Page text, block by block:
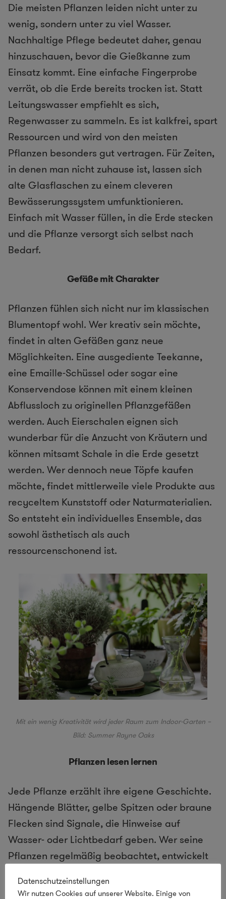
Die meisten Pflanzen leiden nicht unter zu
wenig, sondern unter zu viel Wasser.
Nachhaltige Pflege bedeutet daher, genau
hinzuschauen, bevor die Gießkanne zum
Einsatz kommt. Eine einfache Fingerprobe
verrät, ob die Erde bereits trocken ist. Statt
Leitungswasser empfiehlt es sich,
Regenwasser zu sammeln. Es ist kalkfrei, spart
Ressourcen und wird von den meisten
Pflanzen besonders gut vertragen. Für Zeiten,
in denen man nicht zuhause ist, lassen sich
alte Glasflaschen zu einem cleveren
Bewässerungssystem umfunktionieren.
Einfach mit Wasser füllen, in die Erde stecken
und die Pflanze versorgt sich selbst nach
Bedarf.
Gefäße mit Charakter
Pflanzen fühlen sich nicht nur im klassischen
Blumentopf wohl. Wer kreativ sein möchte,
findet in alten Gefäßen ganz neue
Möglichkeiten. Eine ausgediente Teekanne,
eine Emaille-Schüssel oder sogar eine
Konservendose können mit einem kleinen
Abflussloch zu originellen Pflanzgefäßen
werden. Auch Eierschalen eignen sich
wunderbar für die Anzucht von Kräutern und
können mitsamt Schale in die Erde gesetzt
werden. Wer dennoch neue Töpfe kaufen
möchte, findet mittlerweile viele Produkte aus
recyceltem Kunststoff oder Naturmaterialien.
So entsteht ein individuelles Ensemble, das
sowohl ästhetisch als auch
ressourcenschonend ist.
Mit ein wenig Kreativität wird jeder Raum zum Indoor-Garten –
Bild: Summer Rayne Oaks
Pflanzen lesen lernen
Jede Pflanze erzählt ihre eigene Geschichte.
Hängende Blätter, gelbe Spitzen oder braune
Flecken sind Signale, die Hinweise auf
Wasser- oder Lichtbedarf geben. Wer seine
Pflanzen regelmäßig beobachtet, entwickelt
gehören dabei unbedingt dazu. Eine
Datenschutzeinstellungen
Wir nutzen Cookies auf unserer Website. Einige von